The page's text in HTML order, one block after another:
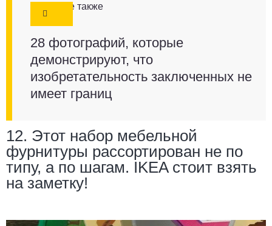
Смотрите также
28 фотографий, которые
демонстрируют, что
изобретательность заключенных не
имеет границ
12. Этот набор мебельной
фурнитуры рассортирован не по
типу, а по шагам. IKEA стоит взять
на заметку!